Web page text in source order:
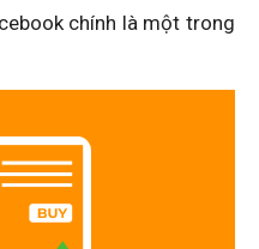
chính là một trong